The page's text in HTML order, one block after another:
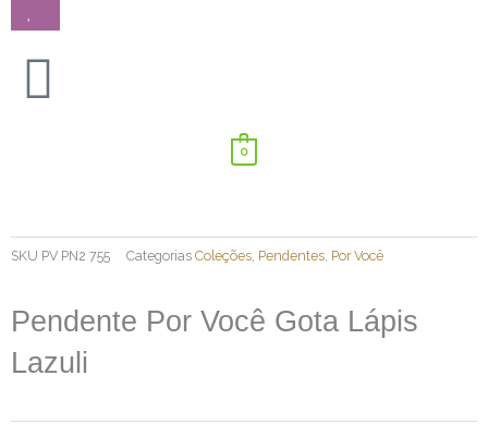
0
SKU PV PN2 755 Categorias Coleções, Pendentes, Por Você
Pendente Por Você Gota Lápis
Lazuli